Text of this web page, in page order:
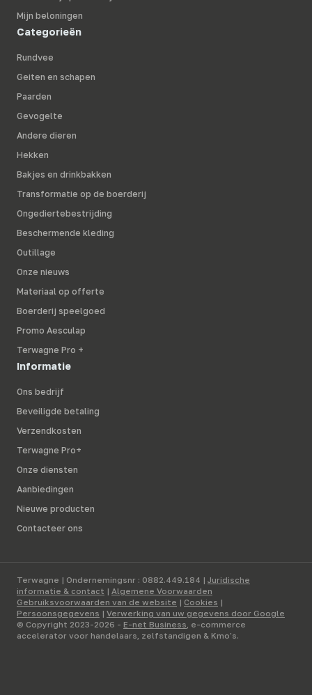
Mijn beloningen
Categorieën
Rundvee
Geiten en schapen
Paarden
Gevogelte
Andere dieren
Hekken
Bakjes en drinkbakken
Transformatie op de boerderij
Ongediertebestrijding
Beschermende kleding
Outillage
Onze nieuws
Materiaal op offerte
Boerderij speelgoed
Promo Aesculap
Terwagne Pro +
Informatie
Ons bedrijf
Beveiligde betaling
Verzendkosten
Terwagne Pro+
Onze diensten
Aanbiedingen
Nieuwe producten
Contacteer ons
Terwagne | Ondernemingsnr : 0882.449.184 | Juridische
informatie & contact | Algemene Voorwaarden
Gebruiksvoorwaarden van de website | Cookies |
Persoonsgegevens | Verwerking van uw gegevens door Google
© Copyright 2023-2026 - E-net Business, e-commerce
accelerator voor handelaars, zelfstandigen & Kmo's.